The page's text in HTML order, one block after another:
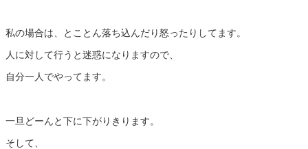
私の場合は、とことん落ち込んだり怒ったりしてます。
人に対して行うと迷惑になりますので、
自分一人でやってます。
一旦どーんと下に下がりきります。
そして、